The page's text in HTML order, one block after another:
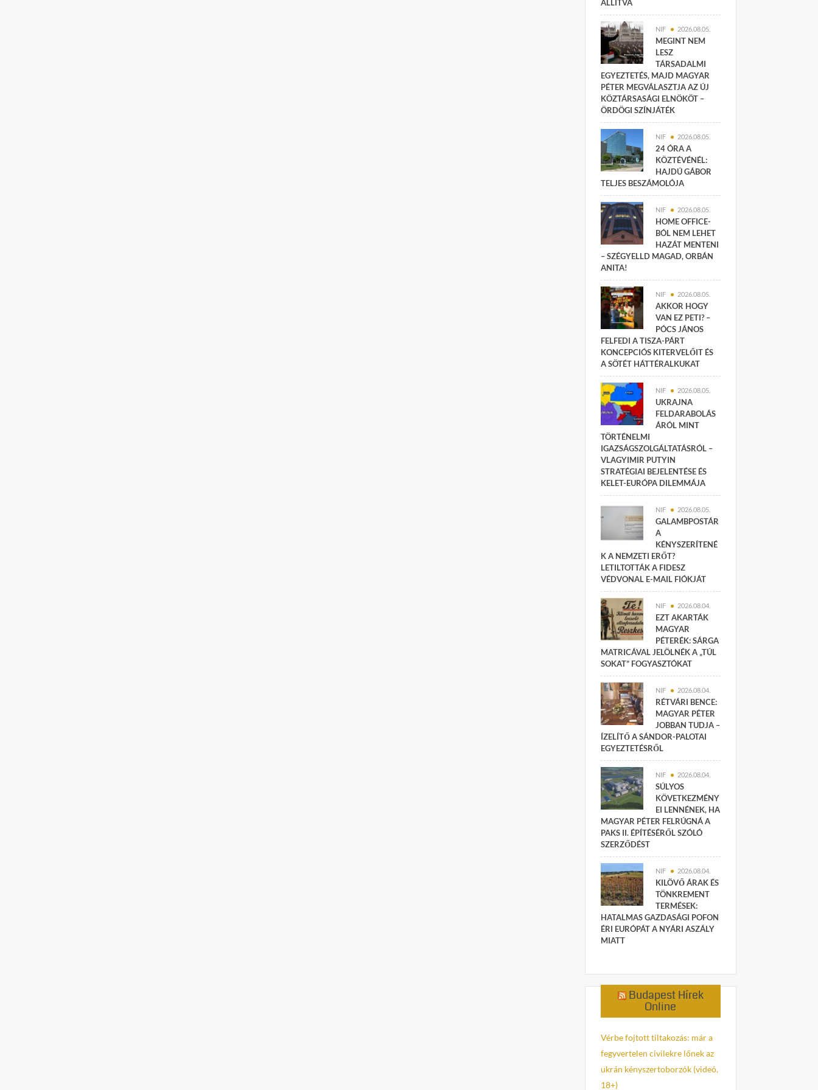
ÁLLÍTVA
NIF 2026.08.05.
MEGINT NEM
LESZ
TÁRSADALMI
EGYEZTETÉS, MAJD MAGYAR
PÉTER MEGVÁLASZTJA AZ ÚJ
KÖZTÁRSASÁGI ELNÖKÖT –
ÖRDÖGI SZÍNJÁTÉK
NIF 2026.08.05.
24 ÓRA A
KÖZTÉVÉNÉL:
HAJDÚ GÁBOR
TELJES BESZÁMOLÓJA
NIF 2026.08.05.
HOME OFFICE-
BÓL NEM LEHET
HAZÁT MENTENI
– SZÉGYELLD MAGAD, ORBÁN
ANITA!
NIF 2026.08.05.
AKKOR HOGY
VAN EZ PETI? –
PÓCS JÁNOS
FELFEDI A TISZA-PÁRT
KONCEPCIÓS KITERVELŐIT ÉS
A SÖTÉT HÁTTÉRALKUKAT
NIF 2026.08.05.
UKRAJNA
FELDARABOLÁS
ÁRÓL MINT
TÖRTÉNELMI
IGAZSÁGSZOLGÁLTATÁSRÓL –
VLAGYIMIR PUTYIN
STRATÉGIAI BEJELENTÉSE ÉS
KELET-EURÓPA DILEMMÁJA
NIF 2026.08.05.
GALAMBPOSTÁR
A
KÉNYSZERÍTENÉ
K A NEMZETI ERŐT?
LETILTOTTÁK A FIDESZ
VÉDVONAL E-MAIL FIÓKJÁT
NIF 2026.08.04.
EZT AKARTÁK
MAGYAR
PÉTERÉK: SÁRGA
MATRICÁVAL JELÖLNÉK A „TÚL
SOKAT” FOGYASZTÓKAT
NIF 2026.08.04.
RÉTVÁRI BENCE:
MAGYAR PÉTER
JOBBAN TUDJA –
ÍZELÍTŐ A SÁNDOR-PALOTAI
EGYEZTETÉSRŐL
NIF 2026.08.04.
SÚLYOS
KÖVETKEZMÉNY
EI LENNÉNEK, HA
MAGYAR PÉTER FELRÚGNÁ A
PAKS II. ÉPÍTÉSÉRŐL SZÓLÓ
SZERZŐDÉST
NIF 2026.08.04.
KILÖVŐ ÁRAK ÉS
TÖNKREMENT
TERMÉSEK:
HATALMAS GAZDASÁGI POFON
ÉRI EURÓPÁT A NYÁRI ASZÁLY
MIATT
Budapest Hírek
Online
Vérbe fojtott tiltakozás: már a
fegyvertelen civilekre lőnek az
ukrán kényszertoborzók (videó,
18+)